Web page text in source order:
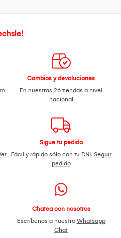
Cambios y devoluciones
En nuestras 26 tiendas a nivel
nacional
Sigue tu pedido
Fácil y rápido sólo con tu DNI. Seguir
pedido
Chatea con nosotros
Escríbenos a nuestro Whatsapp
Chat